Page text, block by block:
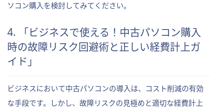
ソコン購入を検討してみてください。
4. 「ビジネスで使える！中古パソコン購入
時の故障リスク回避術と正しい経費計上ガ
イド」
ビジネスにおいて中古パソコンの導入は、コスト削減の有効
な手段です。しかし、故障リスクの見極めと適切な経費計上